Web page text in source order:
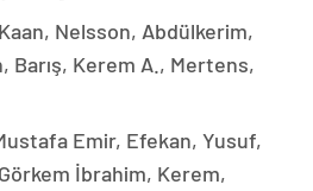
Nelsson, Abdülkerim,
Barış, Kerem A., Mertens,
Emir, Efekan, Yusuf,
İbrahim, Kerem,